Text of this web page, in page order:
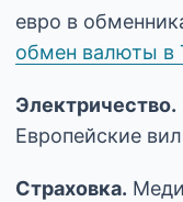
евро в
обмен валюты в
Электричество.
Европейские
Страховка.